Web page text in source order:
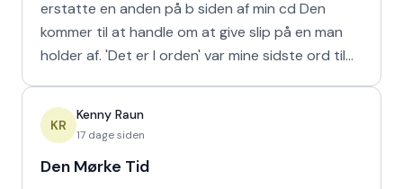
erstatte en anden på b siden af min cd Den
kommer til at handle om at give slip på en man
holder af. 'Det er I orden' var mine sidste ord til
KR
Kenny Raun
17 dage siden
Den Mørke Tid